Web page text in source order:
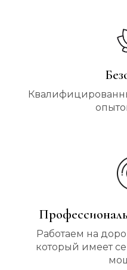
Работаем на
который имеет